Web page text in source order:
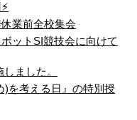
業前全校集会
ットSI競技会に向けて
ました。
)を考える日』の特別授